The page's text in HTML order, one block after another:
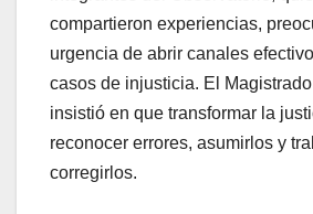
compartieron experiencias,
urgencia de abrir canales
casos de injusticia. El
insistió en que transformar la
reconocer errores, asumirlos y
corregirlos.